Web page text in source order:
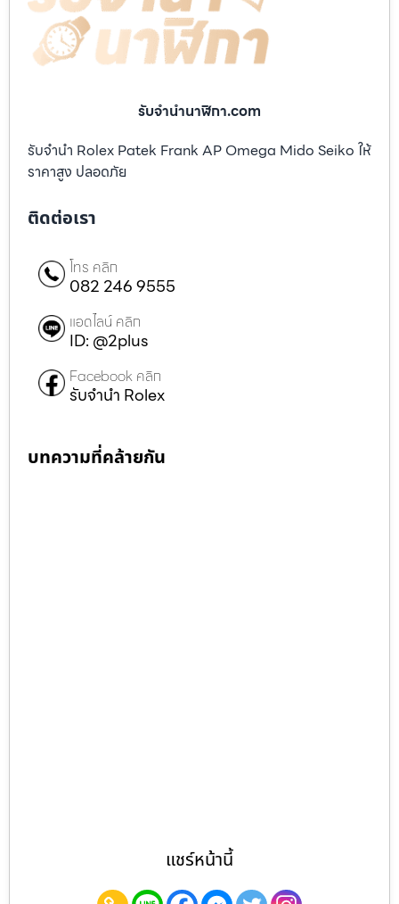
รับจํานํานาฬิกา.com
รับจำนำ Rolex Patek Frank AP Omega Mido Seiko ให้
ราคาสูง ปลอดภัย
ติดต่อเรา
โทร คลิก
082 246 9555
แอดไลน์ คลิก
ID: @2plus
Facebook คลิก
รับจำนำ Rolex
บทความที่คล้ายกัน
แชร์หน้านี้